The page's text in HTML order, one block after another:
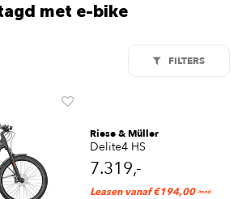
met e-bike
FILTERS
Riese & Müller
Delite4 HS
7.319,-
Leasen vanaf €194,00 /mnd